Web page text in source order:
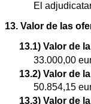
El
13. Valor de las
13.1) Valor de
33.000,00
13.2) Valor de
50.854,15
13.3) Valor de